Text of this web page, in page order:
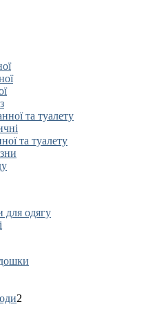
та туалету
та туалету
для одягу
2